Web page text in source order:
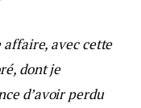
affaire, avec cette
dont je
d’avoir perdu